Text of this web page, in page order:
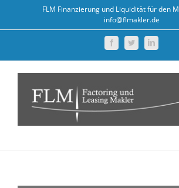
FLM Finanzierung und Liquidität für den
info@flmakler.de
FacebookTwitterLinkedIn